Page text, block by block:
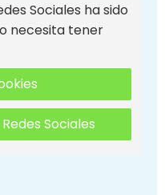
Sociales ha sido
necesita tener
Sociales